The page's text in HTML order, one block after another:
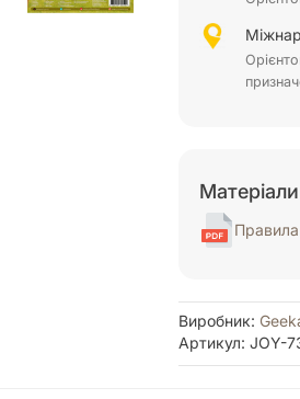
Виробник:
Артикул: JOY-